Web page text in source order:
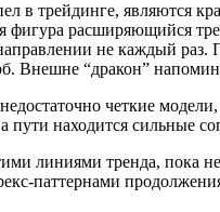
в трейдинге, являются
фигура расширяющийся
не каждый раз.
Внешне “дракон”
четкие
пути находится сильные
линиями тренда, пока
паттернами